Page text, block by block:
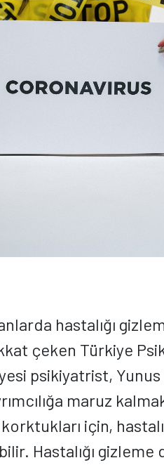
hastalığı
çeken Türkiye
psikiyatrist, Yunus
maruz
için,
Hastalığı